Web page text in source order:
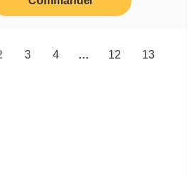
3 4 … 12 13
une carte-
maintenant